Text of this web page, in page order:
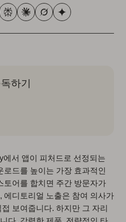
하기
서 앱이 피처드로 선정되는
드를 높이는 가장 효과적인
토어를 합치면 주간 방문자가
에디토리얼 노출은 참여 의사가
보여줍니다. 하지만 그 자리